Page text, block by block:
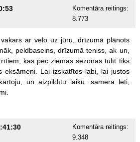
Komentāra reitings:
8.773
vakars ar velo uz jūru, drīzumā plānots
peldbaseins, drīzumā teniss, ak un,
rītiem, kas pēc ziemas sezonas tūlīt tiks
eksāmeni. Lai izskatītos labi, lai justos
un aizpildītu laiku. samērā
lēti,
Komentāra reitings:
9.348